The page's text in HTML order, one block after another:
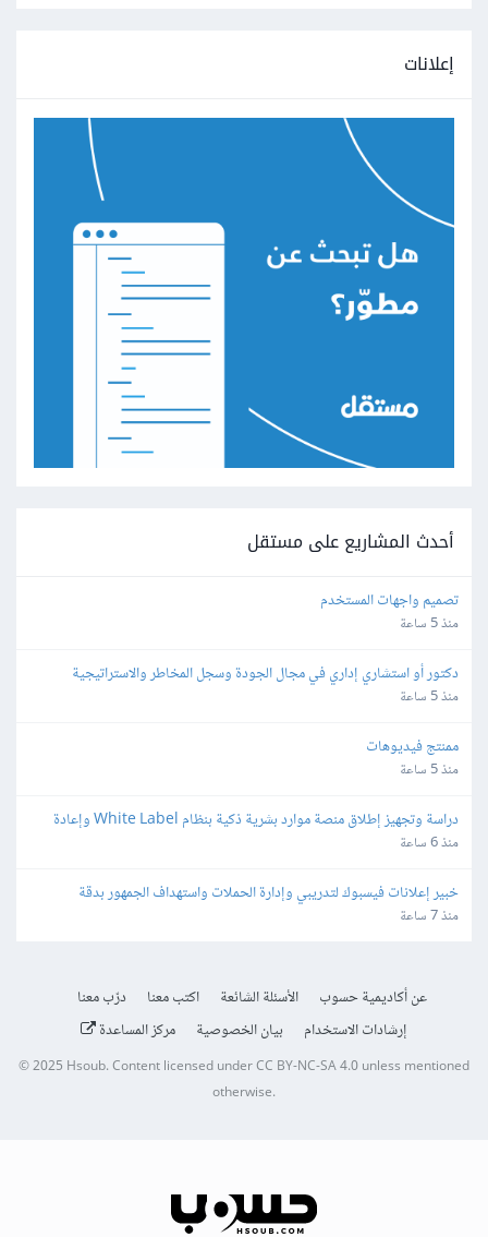
إعلانات
أحدث المشاريع على مستقل
تصميم واجهات المستخدم
منذ 5 ساعة
والمجالات القانونية
منذ 5 ساعة
ممنتج فيديوهات
منذ 5 ساعة
البيع
منذ 6 ساعة
خبير إعلانات فيسبوك لتدريبي وإدارة الحملات واستهداف الجمهور بدقة
منذ 7 ساعة
عن أكاديمية حسوب الأسئلة الشائعة اكتب معنا
درّب معنا
إرشادات الاستخدام
بيان الخصوصية مركز المساعدة
© 2025 Hsoub.Content licensed underCC BY-NC-SA 4.0unless mentioned
otherwise.